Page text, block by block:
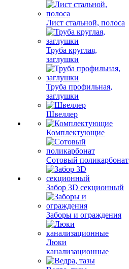
Лист стальной, полоса
Труба круглая,
заглушки
Труба профильная,
заглушки
Швеллер
Комплектующие
Сотовый поликарбонат
Забор 3D секционный
Заборы и ограждения
Люки
канализационные